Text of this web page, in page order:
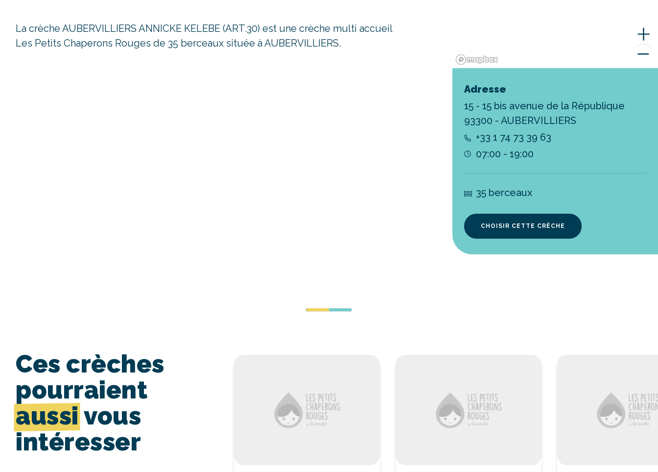
Adresse
15 - 15 bis avenue de la République
93300 - AUBERVILLIERS
+33 1 74 73 39 63
07:00 - 19:00
35 berceaux
CHOISIR CETTE CRÈCHE
La crèche AUBERVILLIERS ANNICKE KELEBE (ART.30) est une crèche multi accueil
Les Petits Chaperons Rouges de 35 berceaux située à AUBERVILLIERS.
Ces crèches
pourraient
aussi vous
intéresser